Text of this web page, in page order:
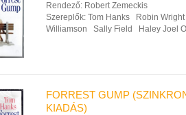
Rendező: Robert Zemeckis
Szereplők: Tom Hanks Robin
Williamson
Sally Field Haley Joel
FORREST GUMP
KIADÁS)